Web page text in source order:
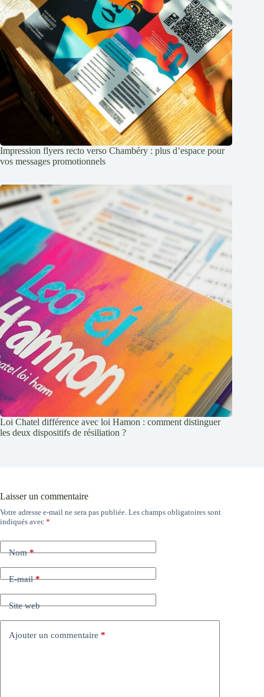
Impression flyers recto verso Chambéry : plus d’espace pour
vos messages promotionnels
Loi Chatel différence avec loi Hamon : comment distinguer
les deux dispositifs de résiliation ?
Laisser un commentaire
Votre adresse e-mail ne sera pas publiée. Les champs obligatoires sont
indiqués avec *
Nom*
E-mail*
Site web
Ajouter un commentaire *